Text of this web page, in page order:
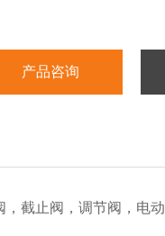
产品咨询
截止阀，调节阀，电